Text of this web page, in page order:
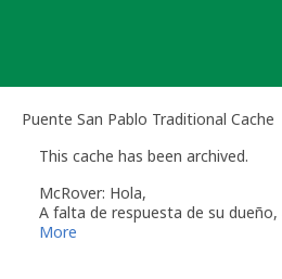
Puente San Pablo Traditional Cache
This cache has been archived.
McRover: Hola,
A falta de respuesta de su
Por favor, si tiene la intención de
More